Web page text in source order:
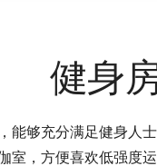
健身
能够充分满足健身人
室，方便喜欢低强度运